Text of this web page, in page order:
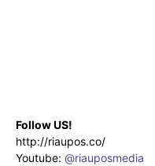
Follow US!
http://riaupos.co/
Youtube: @riauposmedia